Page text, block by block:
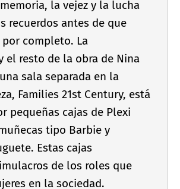
la vejez y la lucha
recuerdos antes de que
por completo. La
el resto de la obra de Nina
sala separada en la
Families 21st Century, está
pequeñas cajas de Plexi
tipo Barbie y
Estas cajas
de los roles que
en la sociedad.